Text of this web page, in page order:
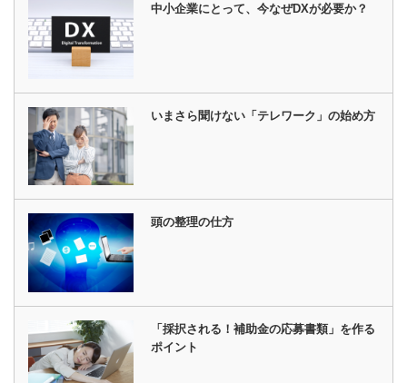
中小企業にとって、今なぜDXが必要か？
いまさら聞けない「テレワーク」の始め方
頭の整理の仕方
「採択される！補助金の応募書類」を作る
ポイント